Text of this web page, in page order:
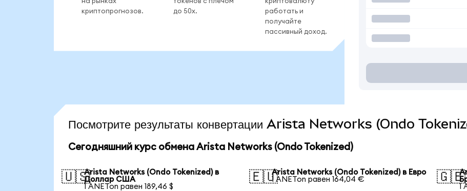
криптопрогнозов.
до 50x.
работать и
получайте
пассивный доход.
Посмотрите результаты конвертации Arista Networks (Ondo
Сегодняшний курс обмена Arista Networks (Ondo Tokenized)
🇺🇸Arista Networks (Ondo Tokenized) в
Доллар США
1 ANETon равен 189,46 $
🇪🇺Arista Networks (Ondo Tokenized) в Евро
1 ANETon равен 164,04 €
🇬🇧
1